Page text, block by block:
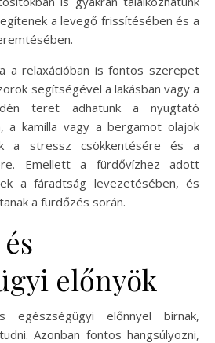
a levegő frissítésében és a
a relaxációban is fontos szerepet
segítségével a lakásban vagy a
teret adhatunk a nyugtató
a kamilla vagy a bergamot olajok
a stressz csökkentésére és a
Emellett a fürdővízhez adott
a fáradtság levezetésében, és
a fürdőzés során.
előnyök
egészségügyi előnnyel bírnak,
Azonban fontos hangsúlyozni,